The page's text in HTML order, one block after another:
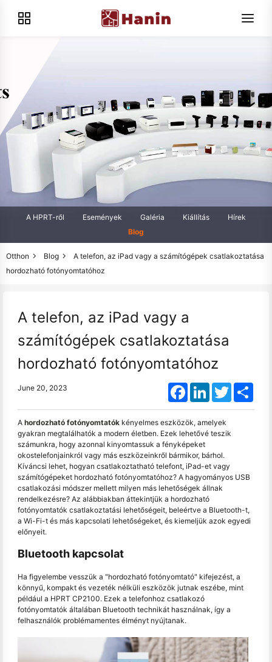
A HPRT-ről Események Galéria Kiállítás
Hírek
Blog
Otthon Blog
A telefon, az iPad vagy a számítógépek csatlakoztatása
hordozható fotónyomtatóhoz
A telefon, az iPad vagy a
számítógépek csatlakoztatása
hordozható fotónyomtatóhoz
June 20, 2023 FacebookLinkedInTwitter
A hordozható fotónyomtatók kényelmes eszközök, amelyek
gyakran megtalálhatók a modern életben. Ezek lehetővé teszik
számunkra, hogy azonnal kinyomtassuk a fényképeket
okostelefonjainkról vagy más eszközeinkről bármikor, bárhol.
Kíváncsi lehet, hogyan csatlakoztatható telefont, iPad-et vagy
számítógépeket hordozható fotónyomtatóhoz? A hagyományos USB
csatlakozási módszer mellett milyen más lehetőségek állnak
rendelkezésre? Az alábbiakban áttekintjük a hordozható
fotónyomtatók csatlakoztatási lehetőségeit, beleértve a Bluetooth-t,
a Wi-Fi-t és más kapcsolati lehetőségeket, és kiemeljük azok egyedi
előnyeit.
Bluetooth kapcsolat
Ha figyelembe vesszük a "hordozható fotónyomtató" kifejezést, a
könnyű, kompakt és vezeték nélküli eszközök jutnak eszébe, mint
például a HPRT CP2100. Ezek a telefonhoz csatlakozó
fotónyomtatók általában Bluetooth technikát használnak, így a
felhasználók problémamentes élményt nyújtanak.